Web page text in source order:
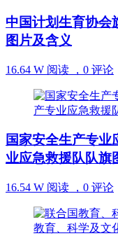
中国计划生育协会
图片及含义
16.64 W 阅读 ， 0 评论
国家安全生产专业
业应急救援队队旗
16.54 W 阅读 ， 0 评论